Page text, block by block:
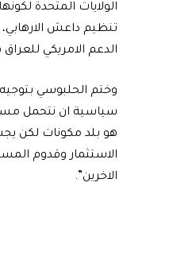
الولايات المتحدة
تنظيم داعش الارهابي،
الدعم الامريكي للعراق
وختم الحلبوسي
سياسية ان نتحمل
هو بلد مكونات لكن
الاستثمار وقدوم
الاخرين”.